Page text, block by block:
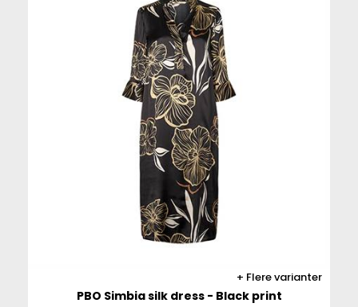
Flere varianter
PBO Simbia silk dress - Black print